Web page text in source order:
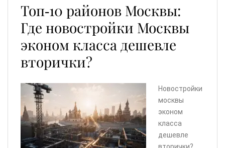
Топ‑10 районов Москвы:
Где новостройки Москвы
эконом класса дешевле
вторички?
Новостройки
москвы
эконом
класса
дешевле
вторички?